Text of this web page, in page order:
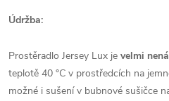
Údržba:
Prostěradlo Jersey Lux je velmi
teplotě 40 °C v prostředcích na
možné i sušení v bubnové sušičce